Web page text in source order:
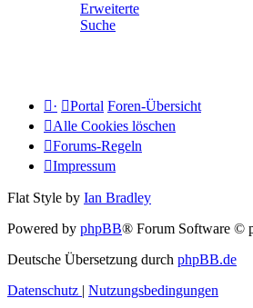
Erweiterte
Suche
· Portal Foren-Übersicht
Alle Cookies löschen
Forums-Regeln
Impressum
Flat Style by Ian Bradley
Powered by phpBB® Forum Software ©
Deutsche Übersetzung durch phpBB.de
Datenschutz
Nutzungsbedingungen